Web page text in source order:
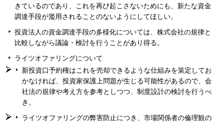
きているのであり、これを再び起こさないためにも、新たな資金
調達手段が濫用されることのないようにしてほしい。
投資法人の資金調達手段の多様化については、株式会社の規律と
比較しながら議論・検討を行うことがあり得る。
ライツオファリングについて
新投資口予約権はこれを売却できるような仕組みを策定してお
かなければ、投資家保護上問題が生じる可能性があるので、会
社法の規律や考え方を参考としつつ、制度設計の検討を行うべ
き。
ライツオファリングの弊害防止につき、市場関係者の倫理観の